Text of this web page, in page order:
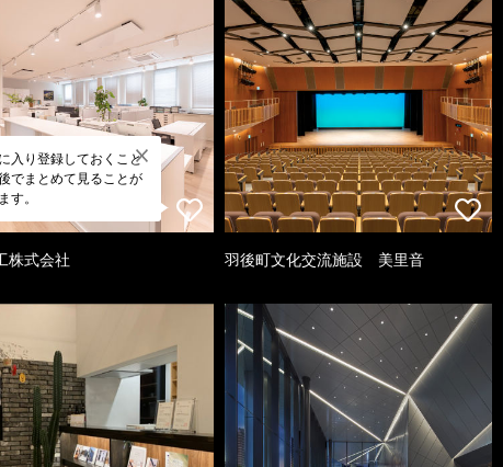
入り登録しておくこと
でまとめて見ることが
す。
株式会社 羽後町文化交流施設 美里音